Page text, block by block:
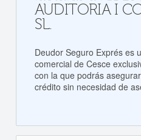
AUDITORIA I
SL.
Deudor Seguro Exprés es
comercial de Cesce
con la que podrás
crédito sin necesidad de